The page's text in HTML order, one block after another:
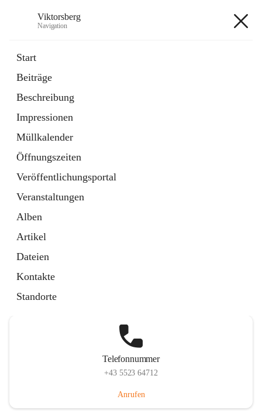
Viktorsberg
Navigation
Start
Beiträge
Beschreibung
Impressionen
Müllkalender
Öffnungszeiten
Veröffentlichungsportal
Veranstaltungen
Alben
Artikel
Dateien
Kontakte
Standorte
1 Schnellzugriff
Bürgerservice
10 Schnellzugriffe
Telefonnummer
+43 5523 64712
Anrufen